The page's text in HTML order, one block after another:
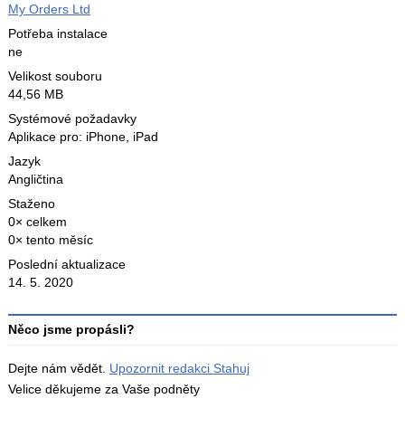
My Orders Ltd
Potřeba instalace
ne
Velikost souboru
44,56 MB
Systémové požadavky
Aplikace pro: iPhone, iPad
Jazyk
Angličtina
Staženo
0× celkem
0× tento měsíc
Poslední aktualizace
14. 5. 2020
Něco jsme propásli?
Dejte nám vědět. Upozornit redakci Stahuj
Velice děkujeme za Vaše podněty